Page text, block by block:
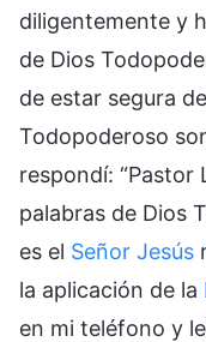
diligentemente y
de Dios
de estar segura
Todopoderoso
respondí: “Pastor
palabras de Dios
es el Señor Jesús
la aplicación de la
en mi teléfono y